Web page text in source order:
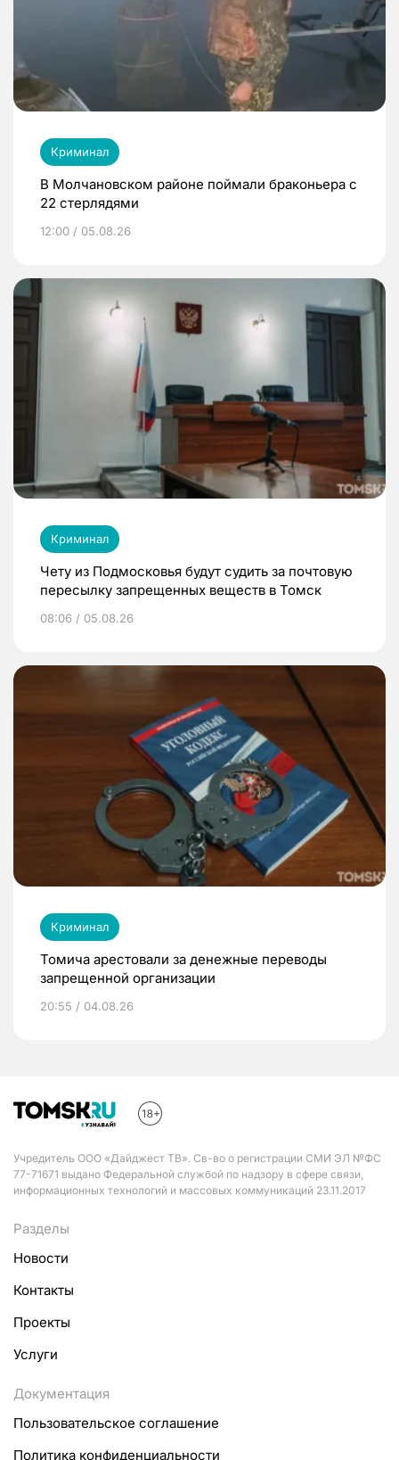
Криминал
В Молчановском районе поймали браконьера с
22 стерлядями
12:00 / 05.08.26
Криминал
Чету из Подмосковья будут судить за почтовую
пересылку запрещенных веществ в Томск
08:06 / 05.08.26
Криминал
Томича арестовали за денежные переводы
запрещенной организации
20:55 / 04.08.26
Учредитель ООО «Дайджест ТВ». Св-во о регистрации СМИ ЭЛ №ФС
77-71671 выдано Федеральной службой по надзору в сфере связи,
информационных технологий и массовых коммуникаций 23.11.2017
Разделы
Новости
Контакты
Проекты
Услуги
Документация
Пользовательское соглашение
Политика конфиденциальности